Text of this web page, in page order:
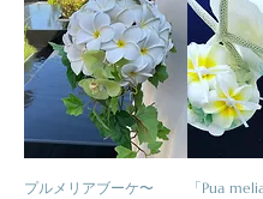
プルメリアブーケ〜
「Pua